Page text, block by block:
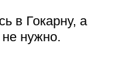
в Гокарну, а
нужно.